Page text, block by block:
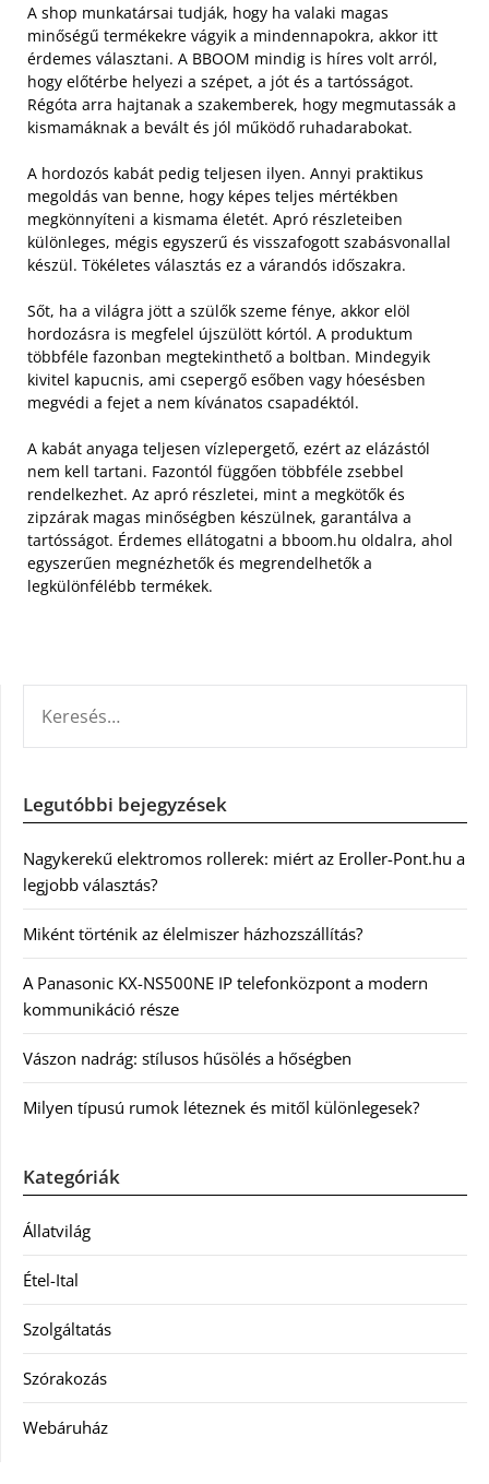
A shop munkatársai tudják, hogy ha valaki magas
minőségű termékekre vágyik a mindennapokra, akkor itt
érdemes választani. A BBOOM mindig is híres volt arról,
hogy előtérbe helyezi a szépet, a jót és a tartósságot.
Régóta arra hajtanak a szakemberek, hogy megmutassák a
kismamáknak a bevált és jól működő ruhadarabokat.
A hordozós kabát pedig teljesen ilyen. Annyi praktikus
megoldás van benne, hogy képes teljes mértékben
megkönnyíteni a kismama életét. Apró részleteiben
különleges, mégis egyszerű és visszafogott szabásvonallal
készül. Tökéletes választás ez a várandós időszakra.
Sőt, ha a világra jött a szülők szeme fénye, akkor elöl
hordozásra is megfelel újszülött kórtól. A produktum
többféle fazonban megtekinthető a boltban. Mindegyik
kivitel kapucnis, ami csepergő esőben vagy hóesésben
megvédi a fejet a nem kívánatos csapadéktól.
A kabát anyaga teljesen vízlepergető, ezért az elázástól
nem kell tartani. Fazontól függően többféle zsebbel
rendelkezhet. Az apró részletei, mint a megkötők és
zipzárak magas minőségben készülnek, garantálva a
tartósságot. Érdemes ellátogatni a bboom.hu oldalra, ahol
egyszerűen megnézhetők és megrendelhetők a
legkülönfélébb termékek.
Legutóbbi bejegyzések
Nagykerekű elektromos rollerek: miért az Eroller-Pont.hu a
legjobb választás?
Miként történik az élelmiszer házhozszállítás?
A Panasonic KX-NS500NE IP telefonközpont a modern
kommunikáció része
Vászon nadrág: stílusos hűsölés a hőségben
Milyen típusú rumok léteznek és mitől különlegesek?
Kategóriák
Állatvilág
Étel-Ital
Szolgáltatás
Szórakozás
Webáruház